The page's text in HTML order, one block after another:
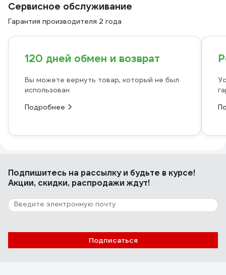
Сервисное обслуживание
Гарантия производителя 2 года
120 дней обмен и возврат
Вы можете вернуть товар, который не был
использован
Подробнее
Подпишитесь на рассылкуи будьте в курсе!
Акции, скидки, распродажи ждут!
Подписаться